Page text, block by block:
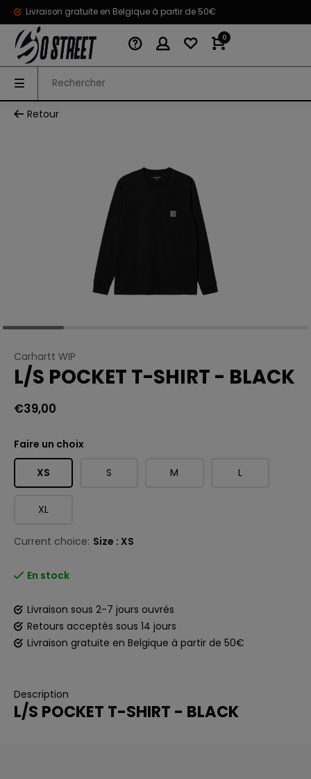
Livraison gratuite en Belgique à partir de 50€
0
Retour
Carhartt WIP
L/S POCKET T-SHIRT - BLACK
€39,00
Faire un choix
XS S M L
XL
Current choice: Size : XS
En stock
Livraison sous 2-7 jours ouvrés
Retours acceptés sous 14 jours
Livraison gratuite en Belgique à partir de 50€
Description
L/S POCKET T-SHIRT - BLACK